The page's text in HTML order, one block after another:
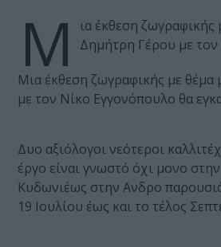
Μ
ια έκθεση
Δημήτρη Γέρου με τον
Μια έκθεση ζωγραφικής με
με τον Νίκο Εγγονόπουλο θα
Δυο αξιόλογοι νεότεροι
έργο είναι γνωστό όχι μονο
Κυδωνιέως στην Ανδρο
19 Ιουλίου έως και το τέλος